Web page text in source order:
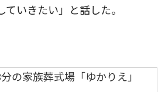
いきたい」と話した。